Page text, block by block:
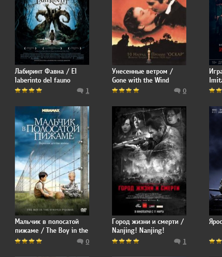
Лабиринт Фавна / El
laberinto del fauno
1
Унесенные ветром /
Gone with the Wind
0
Мальчик в полосатой
пижаме / The Boy in the
Striped Pyjamas
0
Город жизни и смерти /
Nanjing! Nanjing!
1